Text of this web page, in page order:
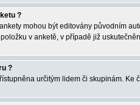
?
mohou být editovány původním
v anketě, v případě již
?
určitým lidem či skupinám.